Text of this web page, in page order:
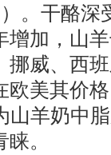
。干酪
增加，山
挪威、西
欧美其价
山羊奶中
。